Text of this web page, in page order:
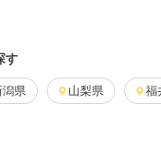
す
潟県 山梨県 福